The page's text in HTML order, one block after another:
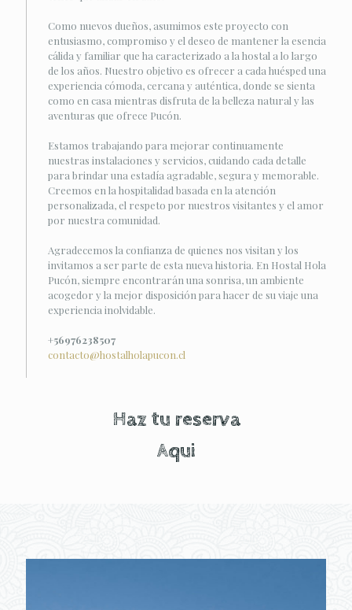
Como nuevos dueños, asumimos este proyecto con
entusiasmo, compromiso y el deseo de mantener la esencia
cálida y familiar que ha caracterizado a la hostal a lo largo
de los años. Nuestro objetivo es ofrecer a cada huésped una
experiencia cómoda, cercana y auténtica, donde se sienta
como en casa mientras disfruta de la belleza natural y las
aventuras que ofrece Pucón.
Estamos trabajando para mejorar continuamente
nuestras instalaciones y servicios, cuidando cada detalle
para brindar una estadía agradable, segura y memorable.
Creemos en la hospitalidad basada en la atención
personalizada, el respeto por nuestros visitantes y el amor
por nuestra comunidad.
Agradecemos la confianza de quienes nos visitan y los
invitamos a ser parte de esta nueva historia. En Hostal Hola
Pucón, siempre encontrarán una sonrisa, un ambiente
acogedor y la mejor disposición para hacer de su viaje una
experiencia inolvidable.
+56976238507
contacto@hostalholapucon.cl
Haz tu reserva
Aqui